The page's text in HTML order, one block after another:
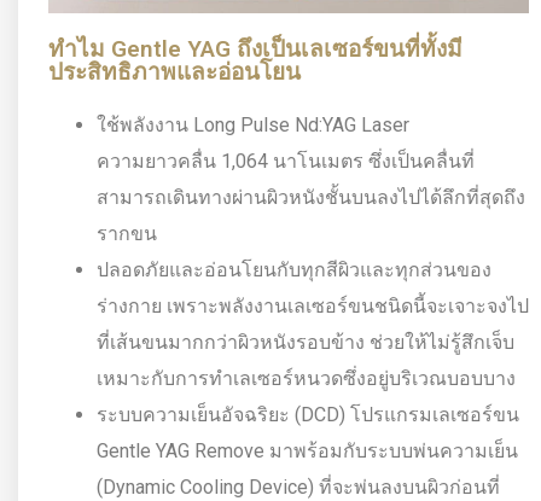
ทำไม Gentle YAG ถึงเป็นเลเซอร์ขนที่ทั้งมี
ประสิทธิภาพและอ่อนโยน
ใช้พลังงาน Long Pulse Nd:YAG Laser
ความยาวคลื่น 1,064 นาโนเมตร ซึ่งเป็นคลื่นที่
สามารถเดินทางผ่านผิวหนังชั้นบนลงไปได้ลึกที่สุดถึง
รากขน
ปลอดภัยและอ่อนโยนกับทุกสีผิวและทุกส่วนของ
ร่างกาย เพราะพลังงานเลเซอร์ขนชนิดนี้จะเจาะจงไป
ที่เส้นขนมากกว่าผิวหนังรอบข้าง ช่วยให้ไม่รู้สึกเจ็บ
เหมาะกับการทำเลเซอร์หนวดซึ่งอยู่บริเวณบอบบาง
ระบบความเย็นอัจฉริยะ (DCD) โปรแกรมเลเซอร์ขน
Gentle YAG Remove มาพร้อมกับระบบพ่นความเย็น
(Dynamic Cooling Device) ที่จะพ่นลงบนผิวก่อนที่